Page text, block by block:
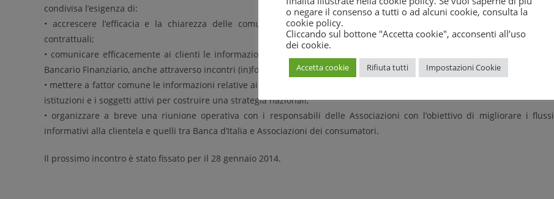
condivisa l’esigenza di:
• accrescere l’efficacia e la chiarezza delle comunicazioni inviate dagli intermediari ai clienti in tema di variazioni
contrattuali;
• comunicare efficacemente ai clienti le informazioni utili per accedere a sistemi di tutela, tra cui in particolare l’Arbitro
Bancario Finanziario, anche attraverso incontri (in)formativi;
• mettere a fattor comune le informazioni relative ai programmi di educazione finanziaria esistenti e co-operare con tutte le
istituzioni e i soggetti attivi per costruire una strategia nazionali;
• organizzare a breve una riunione operativa con i responsabili delle Associazioni con l’obiettivo di migliorare i flussi
informativi alla clientela e quelli tra Banca d’Italia e Associazioni dei consumatori.
Il prossimo incontro è stato fissato per il 28 gennaio 2014.
o negare il consenso a tutti o ad alcuni cookie, consulta la
cookie policy.
Cliccando sul bottone "Accetta cookie", acconsenti all’uso
dei cookie.
Accetta cookie Rifiuta tutti Impostazioni Cookie